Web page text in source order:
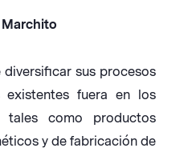
Marchito
diversificar sus procesos
fuera en los
tales como productos
y de fabricación de